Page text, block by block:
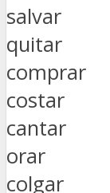
salvar
quitar
comprar
costar
cantar
orar
colgar